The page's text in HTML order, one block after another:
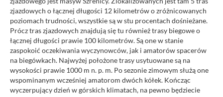
zjazdowych o łącznej długości 12 kilometrów o zróżnicowanych
poziomach trudności, wszystkie są w stu procentach dośnieżane.
Prócz tras zjazdowych znajdują się tu również trasy biegowe o
łącznej długości prawie 100 kilometrów. Są one w stanie
zaspokoić oczekiwania wyczynowców, jak i amatorów spacerów
na biegówkach. Najwyżej położone trasy usytuowane są na
wysokości prawie 1000 m n. p. m. Po sezonie zimowym służą one
wspominanym wcześniej amatorom dwóch kółek. Kończąc
wyczerpujący dzień w górskich klimatach, na pewno będziecie